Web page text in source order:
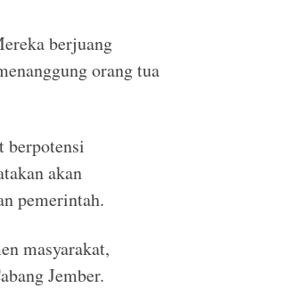
berjuang
orang tua
berpotensi
akan
pemerintah.
masyarakat,
Jember.